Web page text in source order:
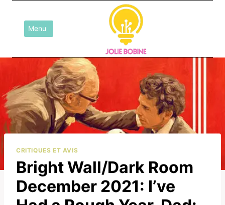
contenuMenu
CRITIQUES ET AVIS
Bright Wall/Dark Room
December 2021: I’ve